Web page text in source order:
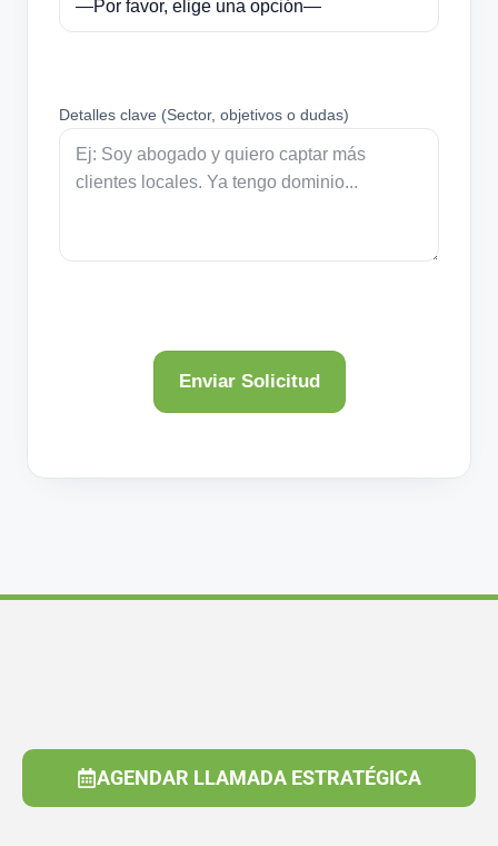
Detalles clave (Sector, objetivos o dudas)
AGENDAR LLAMADA ESTRATÉGICA